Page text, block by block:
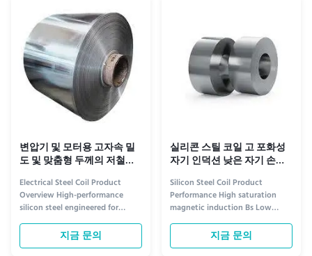
grain-oriented or non-oriented
electrical steel, this product ...
변압기 및 모터용 고자속 밀
도 및 맞춤형 두께의 저철손
전기 강판 코일
Electrical Steel Coil Product
Overview High-performance
silicon steel engineered for
transformer cores, motors, and
electromagnetic devices.
Utilizing advanced grain-
지금 문의
실리콘 스틸 코일 고 포화성
자기 인덕션 낮은 자기 손실
및 좋은 주파수 성능
Silicon Steel Coil Product
Performance High saturation
magnetic induction Bs Low
magnetic loss compared to other
materials Excellent frequency
and temperature performance,
지금 문의